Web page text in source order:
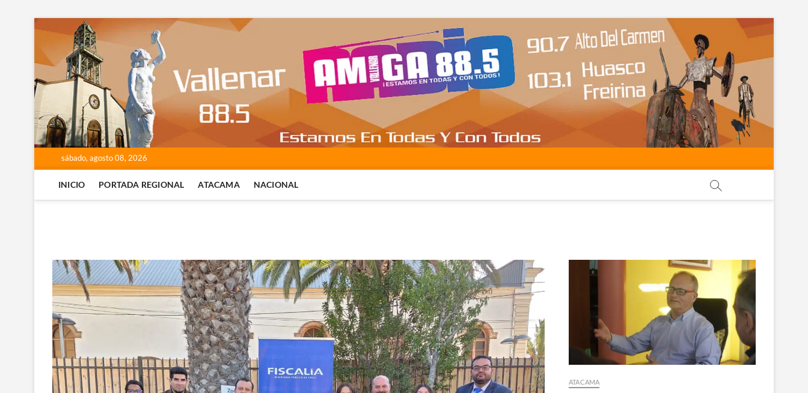
contenido
sábado, agosto 08, 2026
INICIO PORTADA REGIONAL ATACAMA NACIONAL
ATACAMA